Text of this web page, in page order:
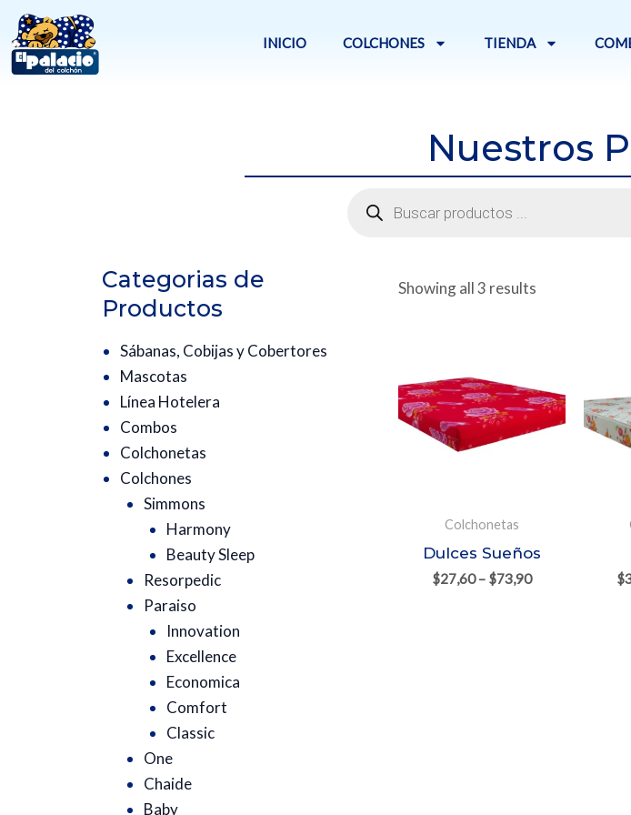
contenido
INICIO COLCHONES TIENDA
Nuestros
productos
Categorias de
Productos
Sábanas, Cobijas y Cobertores
Mascotas
Línea Hotelera
Combos
Colchonetas
Colchones
Simmons
Harmony
Beauty Sleep
Resorpedic
Paraiso
Innovation
Excellence
Economica
Comfort
Classic
One
Chaide
Baby
Showing all 3 results
Colchonetas
Dulces Sueños
$27,60– $73,90 $